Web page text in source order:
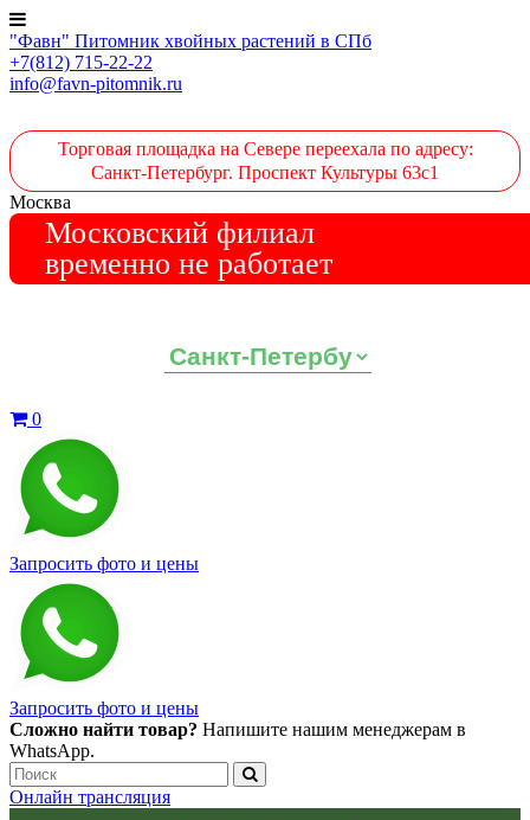
"Фавн" Питомник хвойных растений в СПб
+7(812) 715-22-22
info@favn-pitomnik.ru
Торговая площадка на Севере переехала по адресу:
Санкт-Петербург. Проспект Культуры 63с1
Москва
Московский филиал
временно не работает
0
Запросить фото и цены
Запросить фото и цены
Сложно найти товар? Напишите нашим менеджерам в
WhatsApp.
Онлайн трансляция